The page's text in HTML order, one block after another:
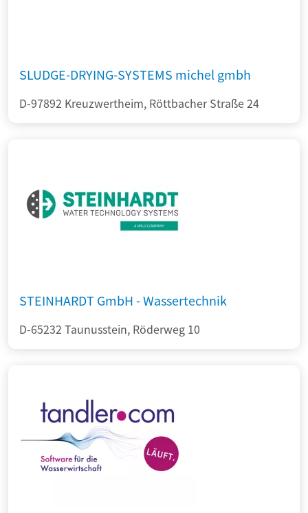
SLUDGE-DRYING-SYSTEMS michel gmbh
D-97892 Kreuzwertheim, Röttbacher Straße 24
STEINHARDT GmbH - Wassertechnik
D-65232 Taunusstein, Röderweg 10